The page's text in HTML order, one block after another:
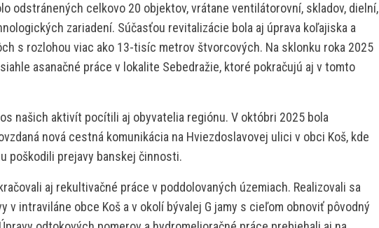
odstránených celkovo 20 objektov, vrátane ventilátorovní, skladov, dielní,
zariadení. Súčasťou revitalizácie bola aj úprava koľajiska a
s rozlohou viac ako 13-tisíc metrov štvorcových. Na sklonku roka 2025
asanačné práce v lokalite Sebedražie, ktoré pokračujú aj v tomto
našich aktivít pocítili aj obyvatelia regiónu. V októbri 2025 bola
nová cestná komunikácia na Hviezdoslavovej ulici v obci Koš, kde
poškodili prejavy banskej činnosti.
aj rekultivačné práce v poddolovaných územiach. Realizovali sa
v intraviláne obce Koš a v okolí bývalej G jamy s cieľom obnoviť pôvodný